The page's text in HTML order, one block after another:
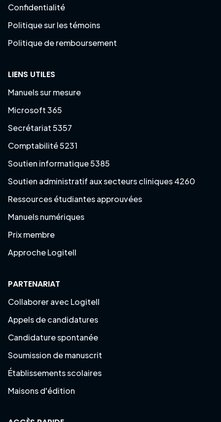
Confidentialité
Politique sur les témoins
Politique de remboursement
LIENS UTILES
Manuels sur mesure
Microsoft 365
Secrétariat 5357
Comptabilité 5231
Soutien informatique 5385
Soutien administratif aux secteurs cliniques 4260
Ressources étudiantes approuvées
Manuels numériques
Prix membre
Approche Logitell
PARTENARIAT
Collaborer avec Logitell
Appels de candidatures
Candidature spontanée
Soumission de manuscrit
Établissements scolaires
Maisons d'édition